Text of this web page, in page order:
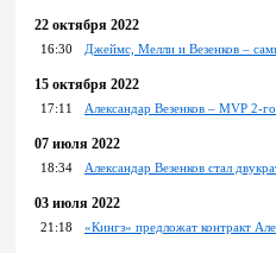
22 октября 2022
16:30 Джеймс, Мелли и Везенков –
15 октября 2022
17:11 Александар Везенков – MVP 2-
07 июля 2022
18:34 Александар Везенков стал
03 июля 2022
21:18 «Кингз» предложат контракт